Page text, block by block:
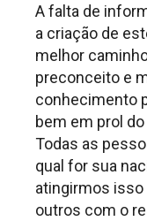
A falta de
a criação de
melhor
preconceito e
conhecimento
bem em prol
Todas as
qual for sua
atingirmos
outros com o